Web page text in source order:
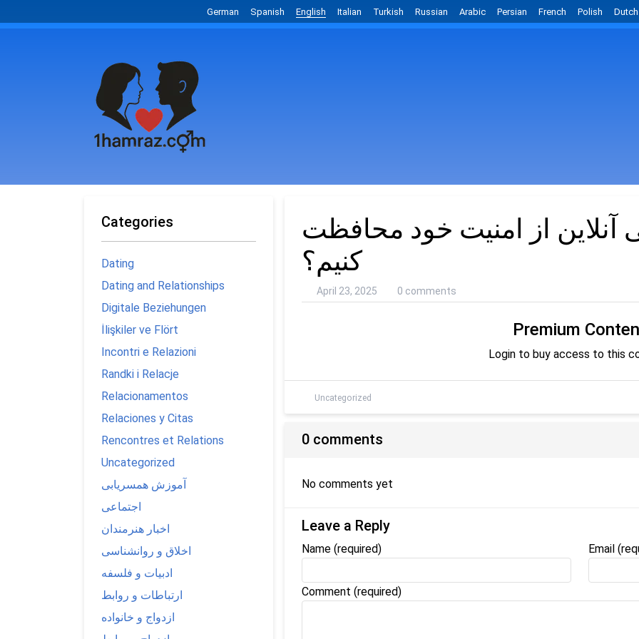
German Spanish English Italian Turkish Russian Arabic Persian French Polish Dutch
آنلاین از امنیت خود محافظت
کنیم؟
April 23, 2025 0 comments
Premium
Login to buy access to this
Uncategorized
0 comments
No comments yet
Leave a Reply
Name (required) Email
Comment (required)
Categories
Dating
Dating and Relationships
Digitale Beziehungen
İlişkiler ve Flört
Incontri e Relazioni
Randki i Relacje
Relacionamentos
Relaciones y Citas
Rencontres et Relations
Uncategorized
آموزش همسریابی
اجتماعی
اخبار هنرمندان
اخلاق و روانشناسی
ادبیات و فلسفه
ارتباطات و روابط
ازدواج و خانواده